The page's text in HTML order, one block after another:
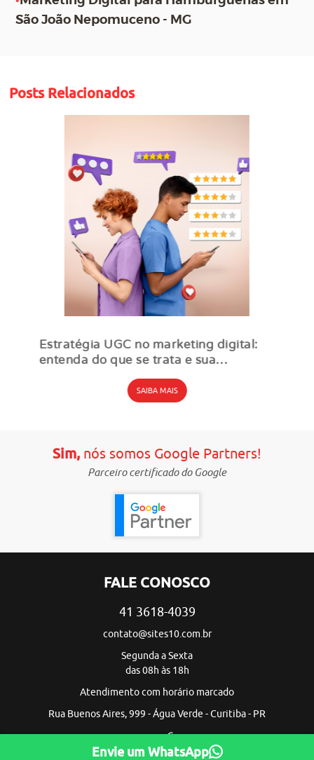
São João Nepomuceno - MG
Posts Relacionados
Estratégia UGC no marketing digital:
entenda do que se trata e sua
SAIBA MAIS
Sim,nós somos Google Partners!
Parceiro certificado do Google
FALE CONOSCO
41 3618-4039
contato@sites10.com.br
Segunda a Sexta
das 08h às 18h
Atendimento com horário marcado
Rua Buenos Aires, 999 - Água Verde - Curitiba - PR
Envie um WhatsApp